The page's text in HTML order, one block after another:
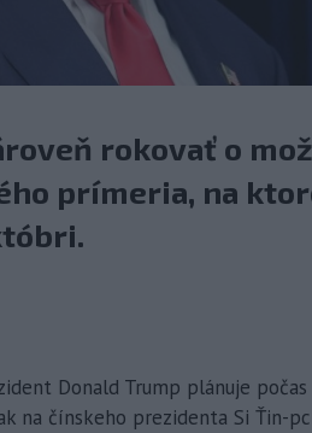
rokovať o
prímeria, na
Donald Trump plánuje počas
na čínskeho prezidenta Si Ťin-